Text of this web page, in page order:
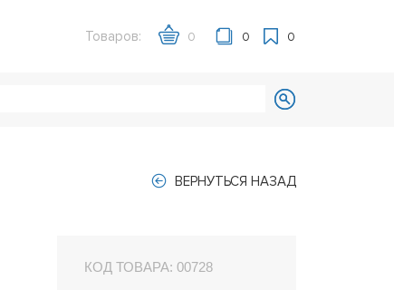
Товаров: 0 0 0
ВЕРНУТЬСЯ НАЗАД
КОД ТОВАРА: 00728